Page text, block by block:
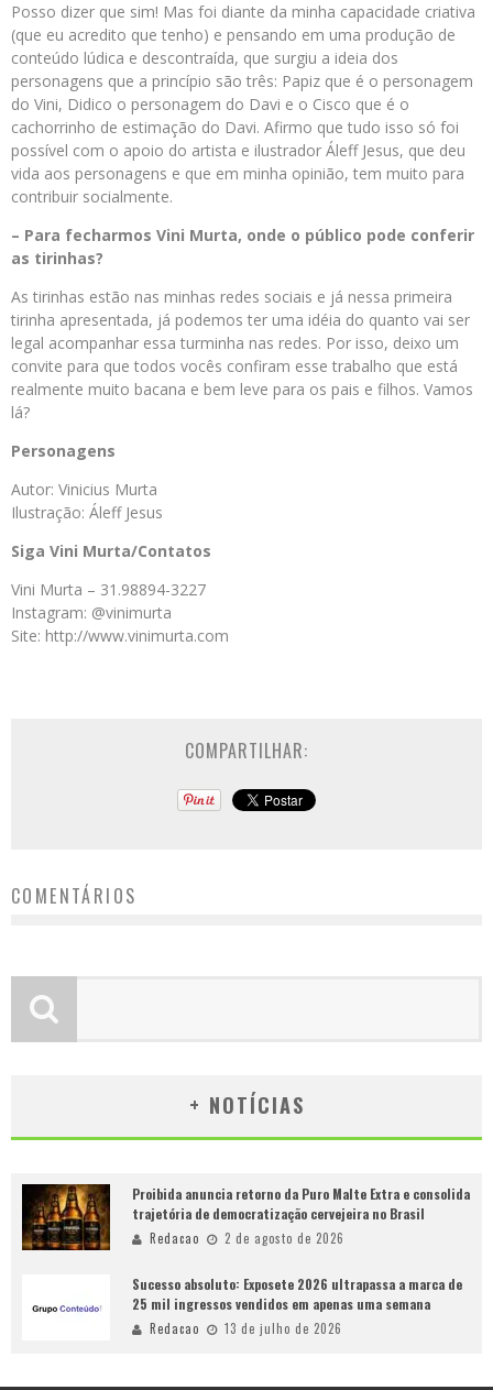
Posso dizer que sim! Mas foi diante da minha capacidade criativa
(que eu acredito que tenho) e pensando em uma produção de
conteúdo lúdica e descontraída, que surgiu a ideia dos
personagens que a princípio são três: Papiz que é o personagem
do Vini, Didico o personagem do Davi e o Cisco que é o
cachorrinho de estimação do Davi. Afirmo que tudo isso só foi
possível com o apoio do artista e ilustrador Áleff Jesus, que deu
vida aos personagens e que em minha opinião, tem muito para
contribuir socialmente.
– Para fecharmos Vini Murta, onde o público pode conferir
as tirinhas?
As tirinhas estão nas minhas redes sociais e já nessa primeira
tirinha apresentada, já podemos ter uma idéia do quanto vai ser
legal acompanhar essa turminha nas redes. Por isso, deixo um
convite para que todos vocês confiram esse trabalho que está
realmente muito bacana e bem leve para os pais e filhos. Vamos
lá?
Personagens
Autor: Vinicius Murta
Ilustração: Áleff Jesus
Siga Vini Murta/Contatos
Vini Murta – 31.98894-3227
Instagram: @vinimurta
Site: http://www.vinimurta.com
COMPARTILHAR:
COMENTÁRIOS
+ NOTÍCIAS
Proibida anuncia retorno da Puro Malte Extra e consolida
trajetória de democratização cervejeira no Brasil
Redacao 2 de agosto de 2026
Sucesso absoluto: Exposete 2026 ultrapassa a marca de
25 mil ingressos vendidos em apenas uma semana
Redacao 13 de julho de 2026